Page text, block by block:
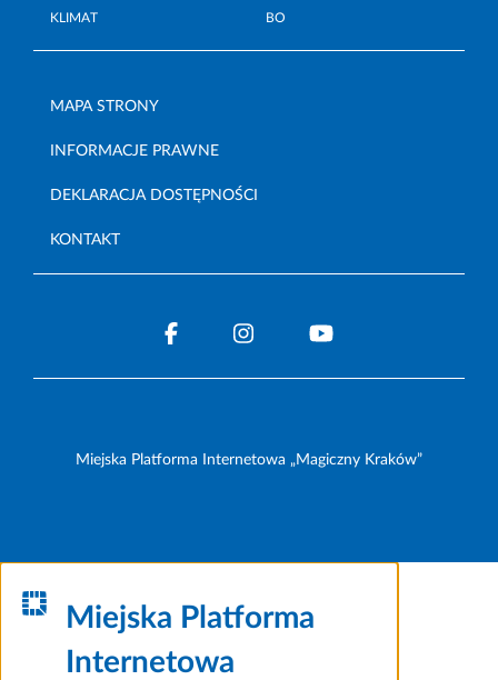
KLIMAT BO
MAPA STRONY
INFORMACJE PRAWNE
DEKLARACJA DOSTĘPNOŚCI
KONTAKT
Miejska Platforma Internetowa „Magiczny Kraków”
Miejska Platforma
Internetowa